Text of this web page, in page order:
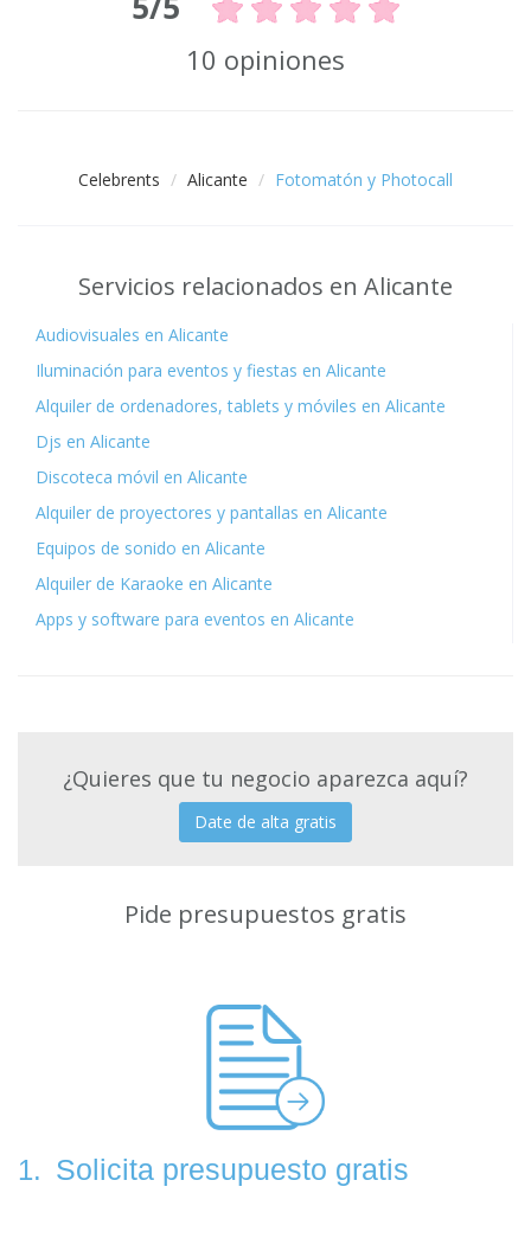
10 opiniones
Celebrents Alicante Fotomatón y Photocall
Servicios relacionados en Alicante
Audiovisuales en Alicante
Iluminación para eventos y fiestas en Alicante
Alquiler de ordenadores, tablets y móviles en Alicante
Djs en Alicante
Discoteca móvil en Alicante
Alquiler de proyectores y pantallas en Alicante
Equipos de sonido en Alicante
Alquiler de Karaoke en Alicante
Apps y software para eventos en Alicante
¿Quieres que tu negocio aparezca aquí?
Date de alta gratis
Pide presupuestos gratis
1. Solicita presupuesto gratis